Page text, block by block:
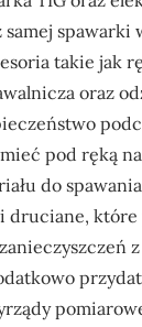
spawarki
takie jak
oraz
pod ręką
do
druciane, które